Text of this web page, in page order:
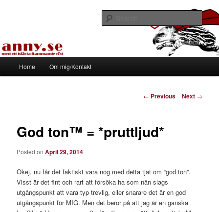
Tapirhen
Home Om mig/Kontakt
Post
← Previous Next →
God ton™ = *pruttljud*
Posted onApril 29, 2014
Okej, nu får det faktiskt vara nog med detta tjat om “god ton”.
Visst är det fint och rart att försöka ha som nån slags
utgångspunkt att vara typ trevlig, eller snarare det är en god
utgångspunkt för MIG. Men det beror på att jag är en ganska